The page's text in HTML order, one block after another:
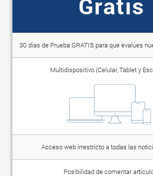
30 días de Prueba GRATIS para que evalúes
Multidispositivo (Celular, Tablet y
Acceso web irrestricto a todas las
Posibilidad de comentar